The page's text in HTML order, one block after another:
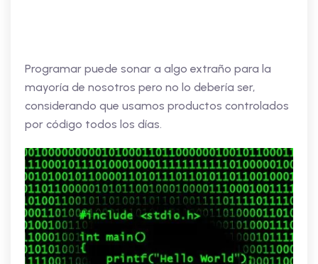
Programar puede sonar a algo extraño para la
mayoría de nosotros pero no lo debería ser,
considerando que usamos productos controlados
por código todos los días.